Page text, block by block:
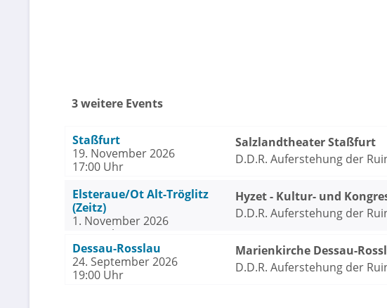
3 weitere Events
Staßfurt
19. November 2026
17:00 Uhr
Salzlandtheater Staßfurt
D.D.R. Auferstehung der
Elsteraue/Ot Alt-Tröglitz
(Zeitz)
1. November 2026
16:00 Uhr
Hyzet - Kultur- und
(Zeitz)
D.D.R. Auferstehung der
Dessau-Rosslau
24. September 2026
19:00 Uhr
Marienkirche Dessau-
D.D.R. Auferstehung der